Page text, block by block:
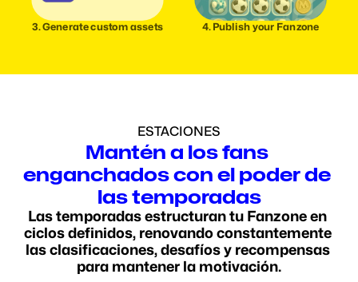
3. Generate custom assets 4. Publish your Fanzone
ESTACIONES
Mantén a los fans
enganchados con el poder de
las temporadas
Las temporadas estructuran tu Fanzone en
ciclos definidos, renovando constantemente
las clasificaciones, desafíos y recompensas
para mantener la motivación.